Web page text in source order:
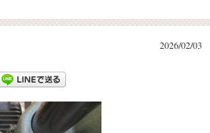
2026/02/03